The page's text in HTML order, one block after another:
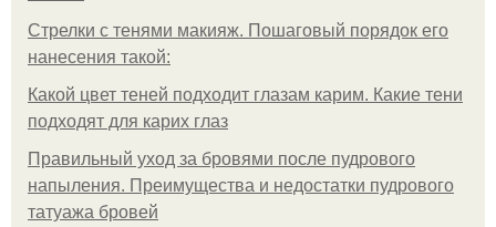
Стрелки с тенями макияж. Пошаговый порядок его
нанесения такой:
Какой цвет теней подходит глазам карим. Какие тени
подходят для карих глаз
Правильный уход за бровями после пудрового
напыления. Преимущества и недостатки пудрового
татуажа бровей